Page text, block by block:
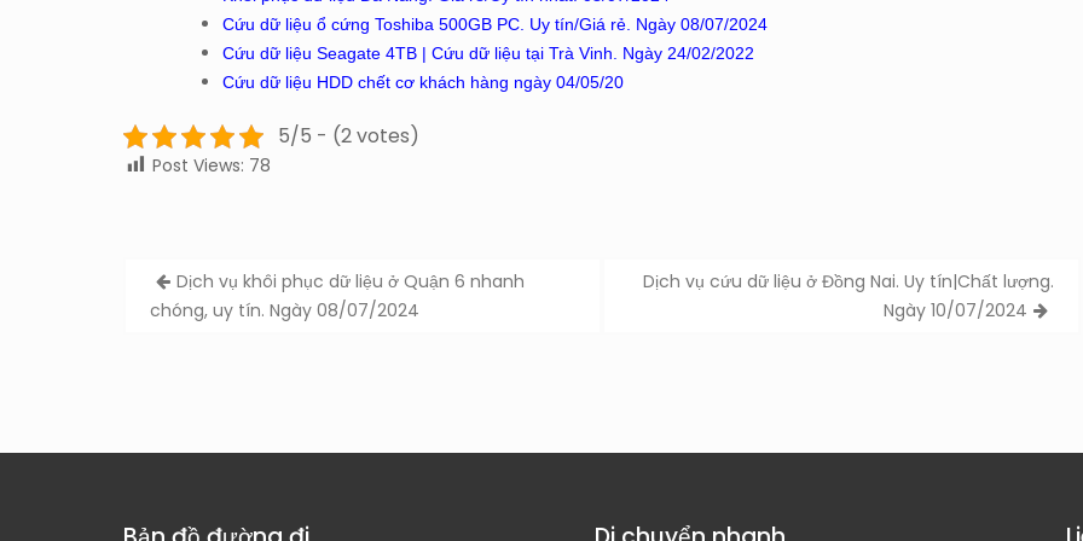
Cứu dữ liệu ổ cứng Toshiba 500GB PC. Uy tín/Giá rẻ. Ngày 08/07/2024
Cứu dữ liệu Seagate 4TB | Cứu dữ liệu tại Trà Vinh. Ngày 24/02/2022
Cứu dữ liệu HDD chết cơ khách hàng ngày 04/05/20
5/5 - (2 votes)
Post Views: 78
Post
navigation
Dịch vụ khôi phục dữ liệu ở Quận 6 nhanh
chóng, uy tín. Ngày 08/07/2024
Dịch vụ cứu dữ liệu ở Đồng Nai. Uy tín|Chất lượng.
Ngày 10/07/2024